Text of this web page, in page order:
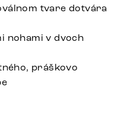
tvare dotvára
nohami v dvoch
práškovo